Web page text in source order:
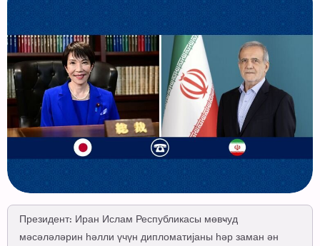
Президент: Иран Ислам Республикасы мөвҹуд
мәсәләләрин һәлли үчүн дипломатијаны һәр заман ән